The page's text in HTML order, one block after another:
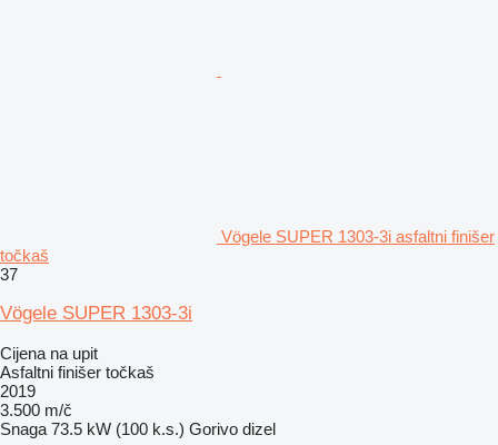
Vögele SUPER 1303-3i asfaltni finišer
točkaš
37
Vögele SUPER 1303-3i
Cijena na upit
Asfaltni finišer točkaš
2019
3.500 m/č
Snaga 73.5 kW (100 k.s.) Gorivo dizel